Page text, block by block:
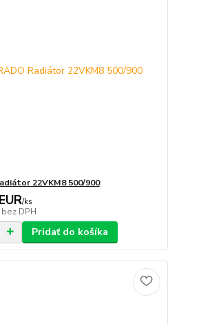
22VKM8 500/900
/ks
bez DPH
Pridať do košíka